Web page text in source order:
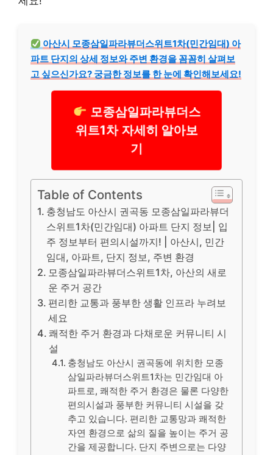
아산시 모종삼일파라뷰더스위트1차(민간임대) 아
파트 단지의 상세 정보와 주변 환경을 꼼꼼히 살펴보
고 싶으신가요? 궁금한 정보를 한 눈에 확인해보세요!
모종삼일파라뷰더스
위트1차 자세히 알아보
기
Table of Contents
충청남도 아산시 권곡동 모종삼일파라뷰더
스위트1차(민간임대) 아파트 단지 정보| 입
주 정보부터 편의시설까지! | 아산시, 민간
임대, 아파트, 단지 정보, 주변 환경
모종삼일파라뷰더스위트1차, 아산의 새로
운 주거 공간
편리한 교통과 풍부한 생활 인프라 누려보
세요
쾌적한 주거 환경과 다채로운 커뮤니티 시
설
충청남도 아산시 권곡동에 위치한 모종
삼일파라뷰더스위트1차는 민간임대 아
파트로, 쾌적한 주거 환경은 물론 다양한
편의시설과 풍부한 커뮤니티 시설을 갖
추고 있습니다. 편리한 교통망과 쾌적한
자연 환경으로 삶의 질을 높이는 주거 공
간을 제공합니다. 단지 주변으로는 다양